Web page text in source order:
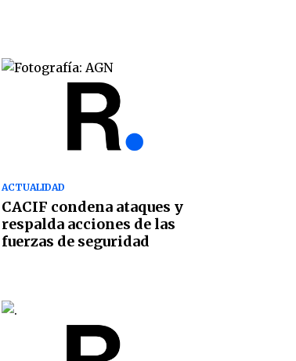
ACTUALIDAD
CACIF condena ataques y
respalda acciones de las
fuerzas de seguridad